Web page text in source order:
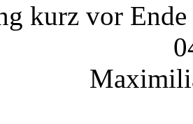
kurz vor